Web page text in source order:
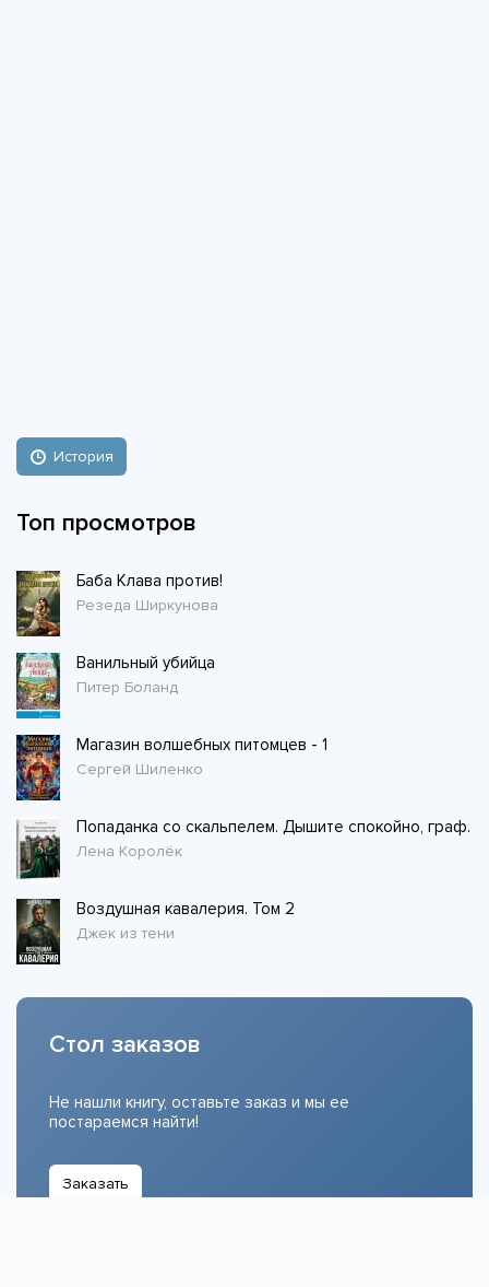
История
Топ просмотров
Баба Клава против!
Резеда Ширкунова
Ванильный убийца
Питер Боланд
Магазин волшебных питомцев - 1
Сергей Шиленко
Попаданка со скальпелем. Дышите спокойно, граф.
Лена Королёк
Воздушная кавалерия. Том 2
Джек из тени
Стол заказов
Не нашли книгу, оставьте заказ и мы ее
постараемся найти!
Заказать